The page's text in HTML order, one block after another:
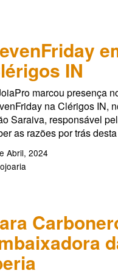
IN
marcou presença
na Clérigos IN,
Saraiva, responsável
as razões por trás
Abril, 2024